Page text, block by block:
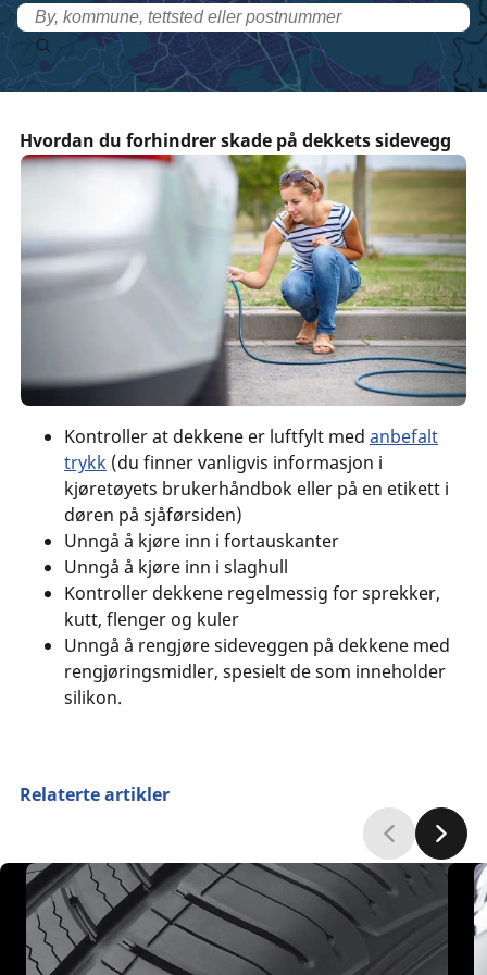
Hvordan du forhindrer skade på dekkets sidevegg
Kontroller at dekkene er luftfylt med anbefalt
trykk(du finner vanligvis informasjon i
kjøretøyets brukerhåndbok eller på en etikett i
døren på sjåførsiden)
Unngå å kjøre inn i fortauskanter
Unngå å kjøre inn i slaghull
Kontroller dekkene regelmessig for sprekker,
kutt, flenger og kuler
Unngå å rengjøre sideveggen på dekkene med
rengjøringsmidler, spesielt de som inneholder
silikon.
Relaterte artikler